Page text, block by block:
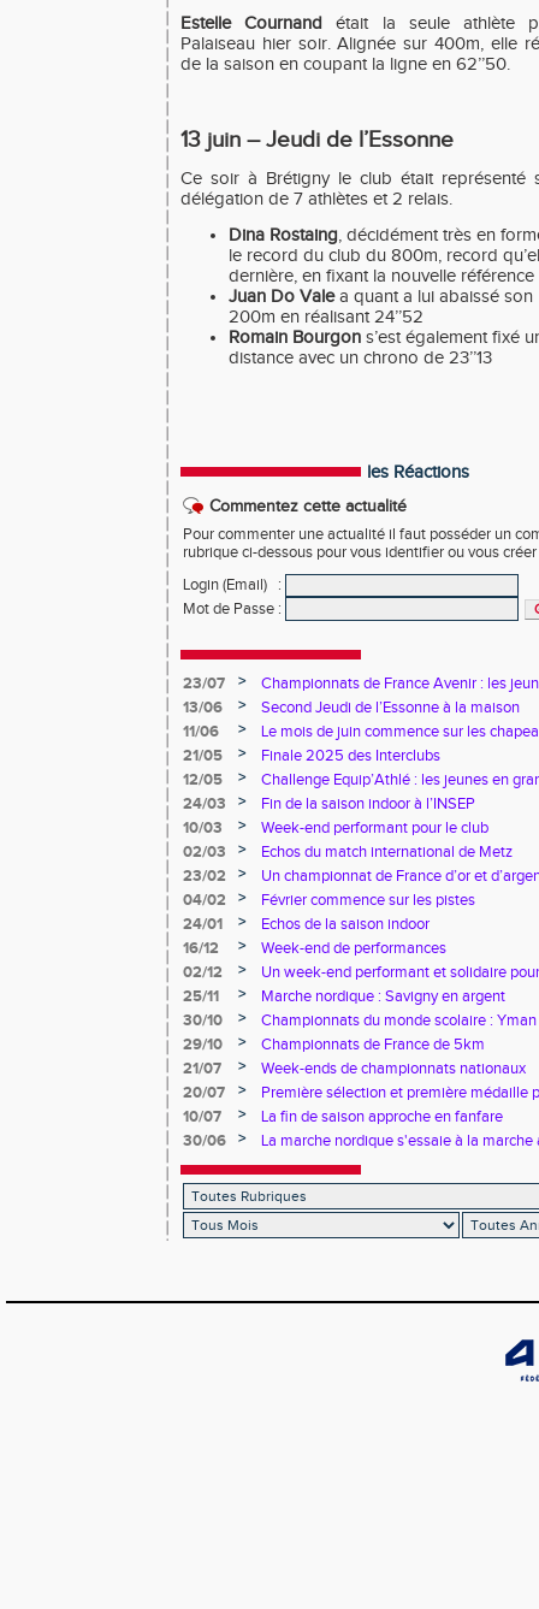
Estelle Cournand était la seule athlète
Palaiseau hier soir. Alignée sur 400m, elle
de la saison en coupant la ligne en 62’’50.
13 juin – Jeudi de l’Essonne
Ce soir à Brétigny le club était représenté
délégation de 7 athlètes et 2 relais.
Dina Rostaing, décidément très en
le record du club du 800m, record
dernière, en fixant la nouvelle référence
Juan Do Valea quant a lui abaissé
200m en réalisant 24’’52
Romain Bourgon s’est également fixé
distance avec un chrono de 23’’13
les Réactions
Commentez cette actualité
Pour commenter une actualité il faut posséder un
rubrique ci-dessous pour vous identifier ou vous
Login (Email)
:
Mot de Passe :
23/07 >
Championnats de France Avenir : les
13/06
>
Second Jeudi de l’Essonne à la maison
11/06
>
Le mois de juin commence sur les
21/05
>
Finale 2025 des Interclubs
12/05
>
Challenge Equip’Athlé : les jeunes en
24/03
>
Fin de la saison indoor à l’INSEP
10/03
>
Week-end performant pour le club
02/03
>
Echos du match international de Metz
23/02
>
Un championnat de France d’or et
04/02
>
Février commence sur les pistes
24/01
>
Echos de la saison indoor
16/12
>
Week-end de performances
02/12
>
Un week-end performant et solidaire
25/11
>
Marche nordique : Savigny en argent
30/10
>
Championnats du monde scolaire :
bronze
29/10 >
Championnats de France de 5km
21/07
>
Week-ends de championnats nationaux
20/07
>
Première sélection et première médaille
10/07
>
La fin de saison approche en fanfare
30/06
> La marche nordique s'essaie à la